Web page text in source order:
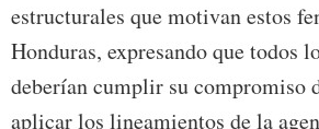
estructurales que motivan estos
Honduras, expresando que todos
deberían cumplir su compromiso
aplicar los lineamientos de la